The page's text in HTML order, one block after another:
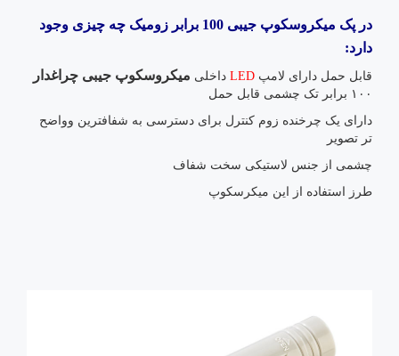
در پک میکروسکوپ
جیبی 100 برابر زومیک چه چیزی وجود
دارد:
قابل حمل دارای لامپ LED داخلی میکروسکوپ جیبی چراغدار
۱۰۰ برابر تک چشمی قابل حمل
دارای یک چرخنده زوم کنترل برای دسترسی به شفافترین وواضح
تر تصویر
چشمی از جنس لاستیکی سخت شفاف
طرز استفاده از این میکرسکوپ